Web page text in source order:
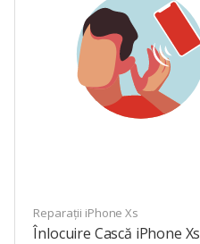
Reparații iPhone Xs
Înlocuire Cască iPhone Xs